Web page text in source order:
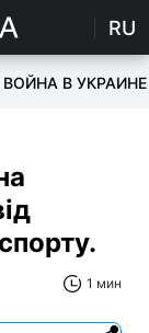
RU
ВОЙНА В УКРАИНЕ
1 мин